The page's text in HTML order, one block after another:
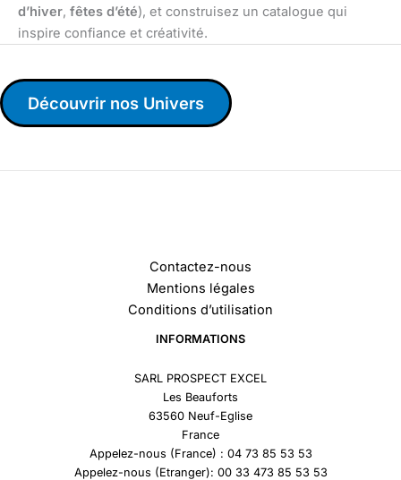
d’hiver, fêtes d’été), et construisez un catalogue qui
inspire confiance et créativité.
Découvrir nos Univers
Contactez-nous
Mentions légales
Conditions d’utilisation
INFORMATIONS
SARL PROSPECT EXCEL
Les Beauforts
63560 Neuf-Eglise
France
Appelez-nous (France) : 04 73 85 53 53
Appelez-nous (Etranger): 00 33 473 85 53 53